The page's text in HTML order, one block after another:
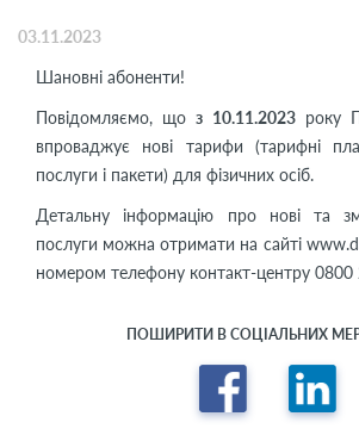
03.11.2023
Шановні абоненти!
Повідомляємо, щоз 10.11.2023року
впроваджує нові тарифи (тарифні
послуги і пакети) для фізичних осіб.
Детальну інформацію про нові та
послуги можна отримати на сайті
номером телефону контакт-центру 0800
ПОШИРИТИ В СОЦІАЛЬНИХ